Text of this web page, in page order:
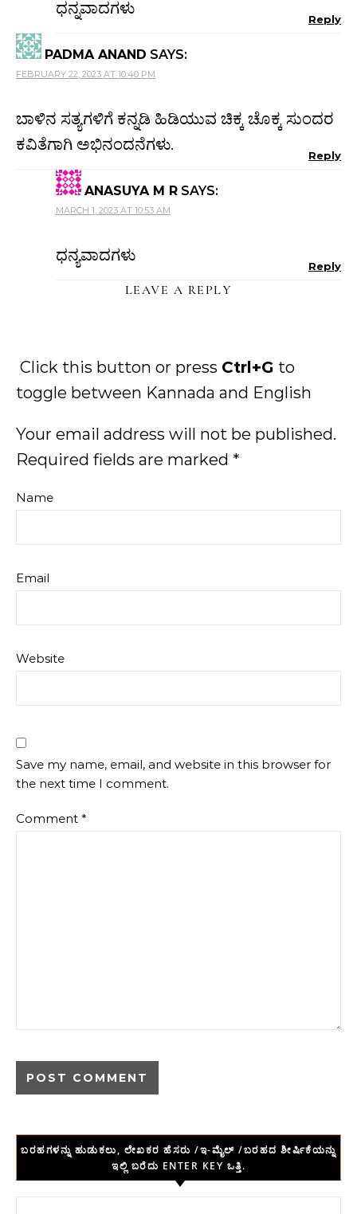
ಧನ್ನವಾದಗಳು
Reply
PADMA ANAND SAYS:
FEBRUARY 22, 2023 AT 10:40 PM
ಬಾಳಿನ ಸತ್ಯಗಳಿಗೆ ಕನ್ನಡಿ ಹಿಡಿಯುವ ಚಿಕ್ಕ ಚೊಕ್ಕ ಸುಂದರ
ಕವಿತೆಗಾಗಿ ಅಭಿನಂದನೆಗಳು.
Reply
ANASUYA M R SAYS:
MARCH 1, 2023 AT 10:53 AM
ಧನ್ಯವಾದಗಳು
Reply
LEAVE A REPLY
Click this button or press Ctrl+G to
toggle between Kannada and English
Your email address will not be published.
Required fields are marked *
Name
Email
Website
Save my name, email, and website in this browser for
the next time I comment.
Comment *
ಬರಹಗಳನ್ನು ಹುಡುಕಲು, ಲೇಖಕರ ಹೆಸರು /ಇ-ಮೈಲ್ /ಬರಹದ ಶೀರ್ಷಿಕೆಯನ್ನು
ಇಲ್ಲಿ ಬರೆದು ENTER KEY ಒತ್ತಿ.